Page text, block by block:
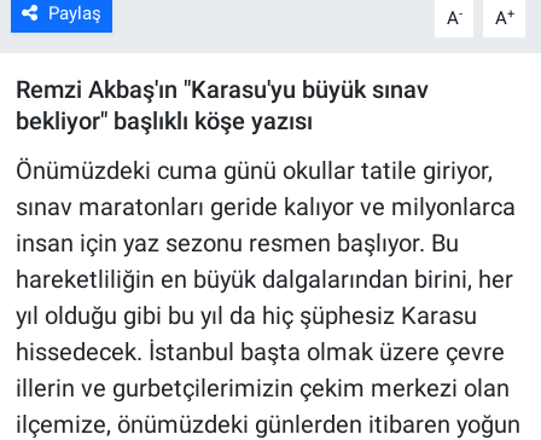
Paylaş A- A+
Remzi Akbaş'ın "Karasu'yu büyük sınav
bekliyor" başlıklı köşe yazısı
Önümüzdeki cuma günü okullar tatile giriyor,
sınav maratonları geride kalıyor ve milyonlarca
insan için yaz sezonu resmen başlıyor. Bu
hareketliliğin en büyük dalgalarından birini, her
yıl olduğu gibi bu yıl da hiç şüphesiz Karasu
hissedecek. İstanbul başta olmak üzere çevre
illerin ve gurbetçilerimizin çekim merkezi olan
ilçemize, önümüzdeki günlerden itibaren yoğun